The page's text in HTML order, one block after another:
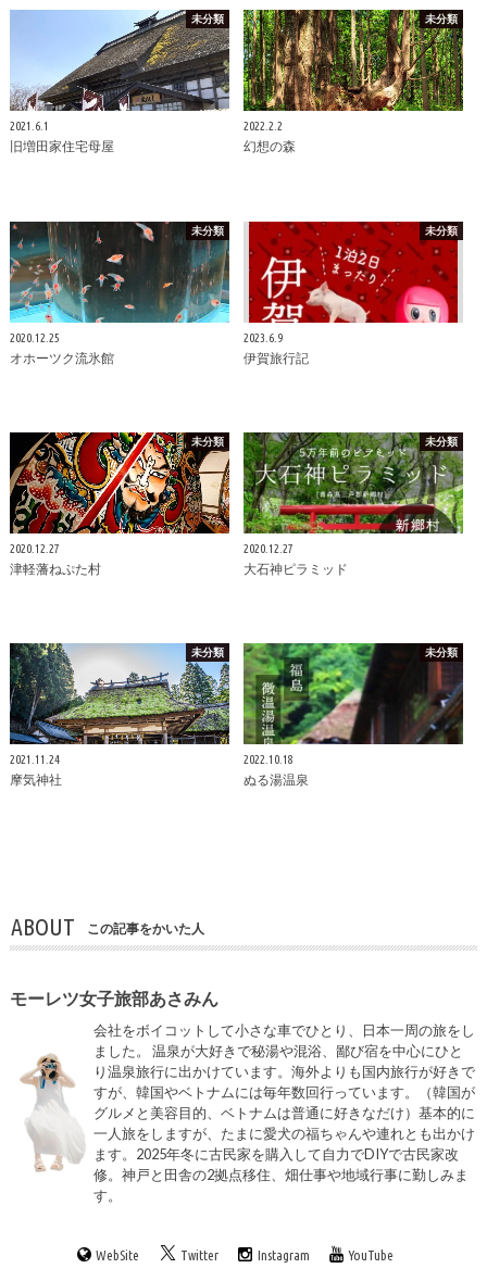
未分類
2021.6.1
旧増田家住宅母屋
未分類
2022.2.2
幻想の森
未分類
2020.12.25
オホーツク流氷館
未分類
2023.6.9
伊賀旅行記
未分類
2020.12.27
津軽藩ねぷた村
未分類
2020.12.27
大石神ピラミッド
未分類
2021.11.24
摩気神社
未分類
2022.10.18
ぬる湯温泉
ABOUT この記事をかいた人
モーレツ女子旅部あさみん
会社をボイコットして小さな車でひとり、日本一周の旅をし
ました。 温泉が大好きで秘湯や混浴、鄙び宿を中心にひと
り温泉旅行に出かけています。海外よりも国内旅行が好きで
すが、韓国やベトナムには毎年数回行っています。（韓国が
グルメと美容目的、ベトナムは普通に好きなだけ）基本的に
一人旅をしますが、たまに愛犬の福ちゃんや連れとも出かけ
ます。2025年冬に古民家を購入して自力でDIYで古民家改
修。神戸と田舎の2拠点移住、畑仕事や地域行事に勤しみま
す。
WebSite Twitter Instagram YouTube